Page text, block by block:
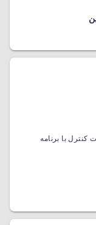
کنترل با برنامه